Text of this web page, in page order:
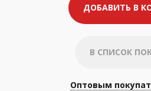
ДОБАВИТЬ В
В СПИСОК
Оптовым